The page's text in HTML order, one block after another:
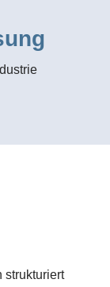
strukturiert